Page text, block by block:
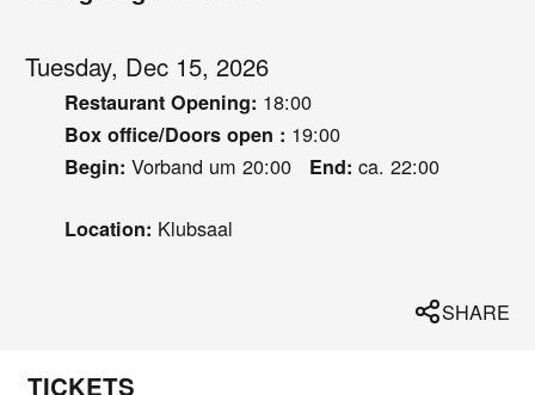
Tuesday, Dec 15, 2026
Restaurant Opening: 18:00
Box office/Doors open : 19:00
Begin: Vorband um 20:00 End: ca. 22:00
Location: Klubsaal
SHARE
TICKETS